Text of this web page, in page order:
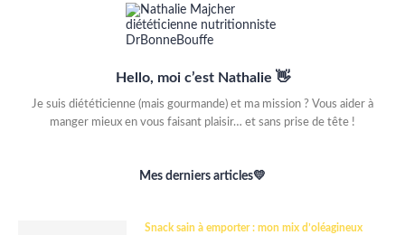
Hello, moi c’est Nathalie 👋
Je suis diététicienne (mais gourmande) et ma mission ? Vous aider à
manger mieux en vous faisant plaisir… et sans prise de tête !
Mes derniers articles💛
Snack sain à emporter : mon mix d’oléagineux